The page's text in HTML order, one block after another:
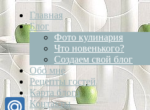
Главная
Блог
Фото кулинария
Что новенького?
Создаем свой блог
Обо мне
Рецепты гостей
Карта блога
Контакты